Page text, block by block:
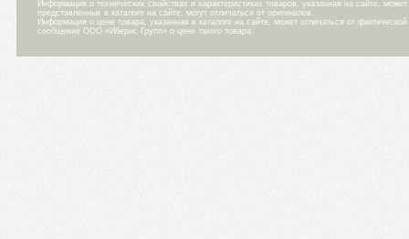
Информация о технических свойствах и характеристиках товаров, указанная на сайте,
представленных в каталоге на сайте, могут отличаться от оригиналов.
Информация о цене товара, указанная в каталоге на сайте, может отличаться от
сообщение ООО «Иберис Групп» о цене такого товара.